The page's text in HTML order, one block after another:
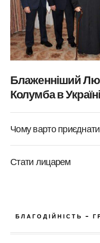
Блаженніший
Колумба в Україні
Чому варто
Стати лицарем
БЛАГОДІЙНІСТЬ -